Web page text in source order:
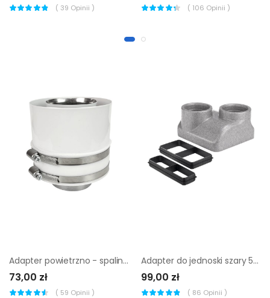
( 39 Opinii ) ( 106 Opinii )
Adapter powietrzno - spalinowy 60/100 mm biały SPIROFLEX
73,00 zł
( 59 Opinii )
Adapter do jednoski szary 57,8 mm COMFOAIR
99,00 zł
( 86 Opinii )